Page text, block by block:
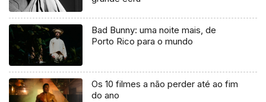
Bad Bunny: uma noite mais, de
Porto Rico para o mundo
Os 10 filmes a não perder até ao fim
do ano